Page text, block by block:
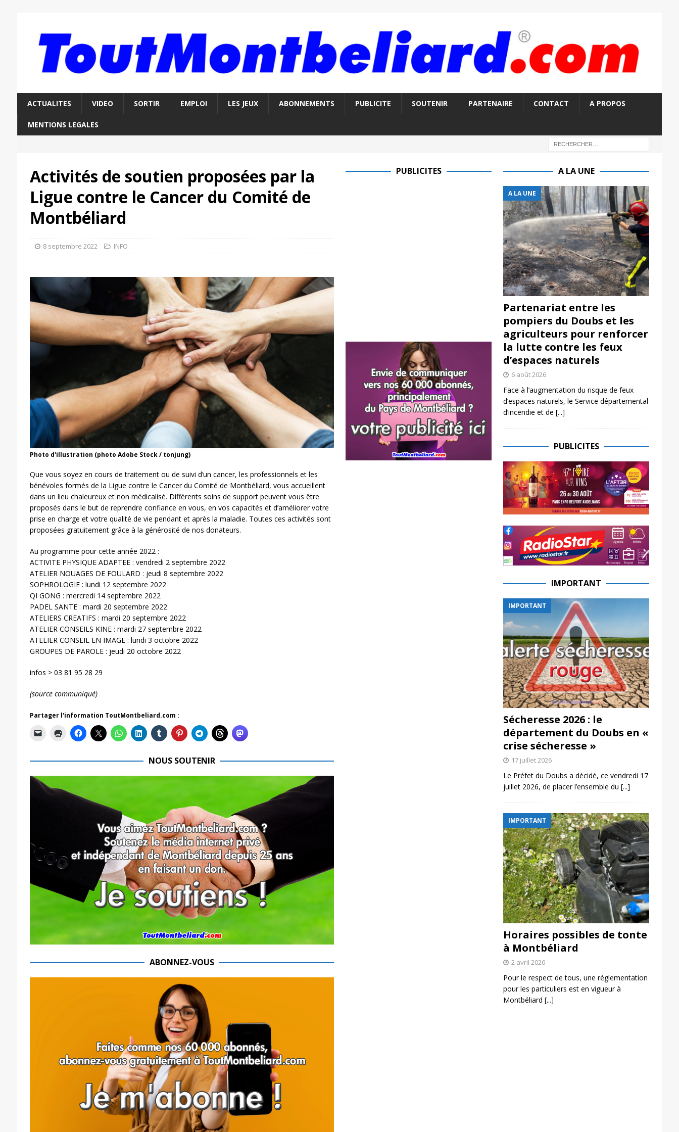
ACTUALITES VIDEO SORTIR EMPLOI LES JEUX ABONNEMENTS PUBLICITE SOUTENIR PARTENAIRE CONTACT A PROPOS
MENTIONS LEGALES
Activités de soutien proposées par la
Ligue contre le Cancer du Comité de
Montbéliard
8 septembre 2022 INFO
Photo d'illustration (photo Adobe Stock / tonjung)
Que vous soyez en cours de traitement ou de suivi d’un cancer, les professionnels et les
bénévoles formés de la Ligue contre le Cancer du Comité de Montbéliard, vous accueillent
dans un lieu chaleureux et non médicalisé. Différents soins de support peuvent vous être
proposés dans le but de reprendre confiance en vous, en vos capacités et d’améliorer votre
prise en charge et votre qualité de vie pendant et après la maladie. Toutes ces activités sont
proposées gratuitement grâce à la générosité de nos donateurs.
Au programme pour cette année 2022 :
ACTIVITE PHYSIQUE ADAPTEE : vendredi 2 septembre 2022
ATELIER NOUAGES DE FOULARD : jeudi 8 septembre 2022
SOPHROLOGIE : lundi 12 septembre 2022
QI GONG : mercredi 14 septembre 2022
PADEL SANTE : mardi 20 septembre 2022
ATELIERS CREATIFS : mardi 20 septembre 2022
ATELIER CONSEILS KINE : mardi 27 septembre 2022
ATELIER CONSEIL EN IMAGE : lundi 3 octobre 2022
GROUPES DE PAROLE : jeudi 20 octobre 2022
infos > 03 81 95 28 29
(source communiqué)
Partager l'information ToutMontbeliard.com :
NOUS SOUTENIR
ABONNEZ-VOUS
PUBLICITES A LA UNE
A LA UNE
Partenariat entre les
pompiers du Doubs et les
agriculteurs pour renforcer
la lutte contre les feux
d’espaces naturels
6 août 2026
Face à l’augmentation du risque de feux
d’espaces naturels, le Service départemental
d’incendie et de [...]
PUBLICITES
IMPORTANT
IMPORTANT
Sécheresse 2026 : le
département du Doubs en «
crise sécheresse »
17 juillet 2026
Le Préfet du Doubs a décidé, ce vendredi 17
juillet 2026, de placer l’ensemble du [...]
IMPORTANT
Horaires possibles de tonte
à Montbéliard
2 avril 2026
Pour le respect de tous, une réglementation
pour les particuliers est en vigueur à
Montbéliard [...]